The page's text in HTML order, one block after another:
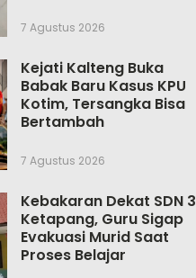
7 Agustus 2026
Kejati Kalteng Buka
Babak Baru Kasus KPU
Kotim, Tersangka Bisa
Bertambah
7 Agustus 2026
Kebakaran Dekat SDN 3
Ketapang, Guru Sigap
Evakuasi Murid Saat
Proses Belajar